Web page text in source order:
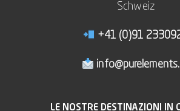
Schweiz
+41 (0)91
LE NOSTRE DESTINAZIONI IN